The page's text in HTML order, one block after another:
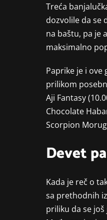
Treća
dozvolile da se
na baštu, pa je
maksimalno
Paprike je i ove
prilikom
Aji Fantasy
Chocolate
Scorpion
Devet
Kada je reč o
sa prethodnih
priliku da se